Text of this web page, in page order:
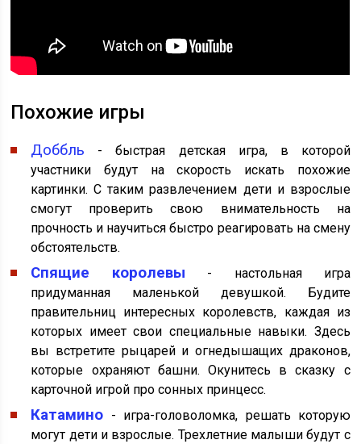
Похожие игры
Доббль
- быстрая детская игра, в которой
участники будут на скорость искать похожие
картинки. С таким развлечением дети и взрослые
смогут проверить свою внимательность на
прочность и научиться быстро реагировать на смену
обстоятельств.
Спящие королевы - настольная игра
придуманная маленькой девушкой. Будите
правительниц интересных королевств, каждая из
которых имеет свои специальные навыки. Здесь
вы встретите рыцарей и огнедышащих драконов,
которые охраняют башни. Окунитесь в сказку с
карточной игрой про сонных принцесс.
Катамино - игра-головоломка, решать которую
могут дети и взрослые. Трехлетние малыши будут с